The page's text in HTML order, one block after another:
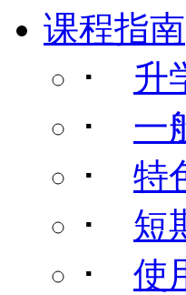
课程指南
･ 升
･ 一
･ 特
･ 短
･ 使